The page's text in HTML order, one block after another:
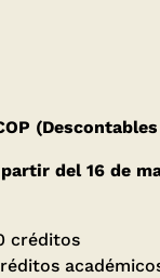
del 16 de
créditos